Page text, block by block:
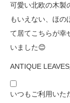
可愛い北欧の木製
もいえない、ほの
て居てこちらが幸
いました😊
ANTIQUE
いつもご利用いた